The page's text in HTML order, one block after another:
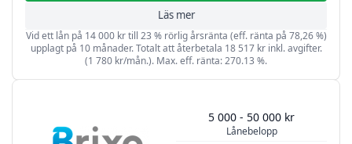
Läs mer
Vid ett lån på 14 000 kr till 23 % rörlig årsränta (eff. ränta på 78,26 %)
upplagt på 10 månader. Totalt att återbetala 18 517 kr inkl. avgifter.
(1 780 kr/mån.). Max. eff. ränta: 270.13 %.
Lånebelopp
5 000 - 50 000 kr